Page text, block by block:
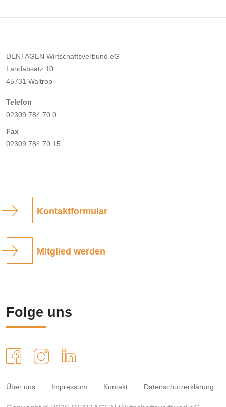
DENTAGEN Wirtschaftsverbund eG
Landabsatz 10
45731 Waltrop
Telefon
02309 784 70 0
Fax
02309 784 70 15
Kontaktformular
Mitglied werden
Folge uns
Über uns Impressum Kontakt Datenschutzerklärung